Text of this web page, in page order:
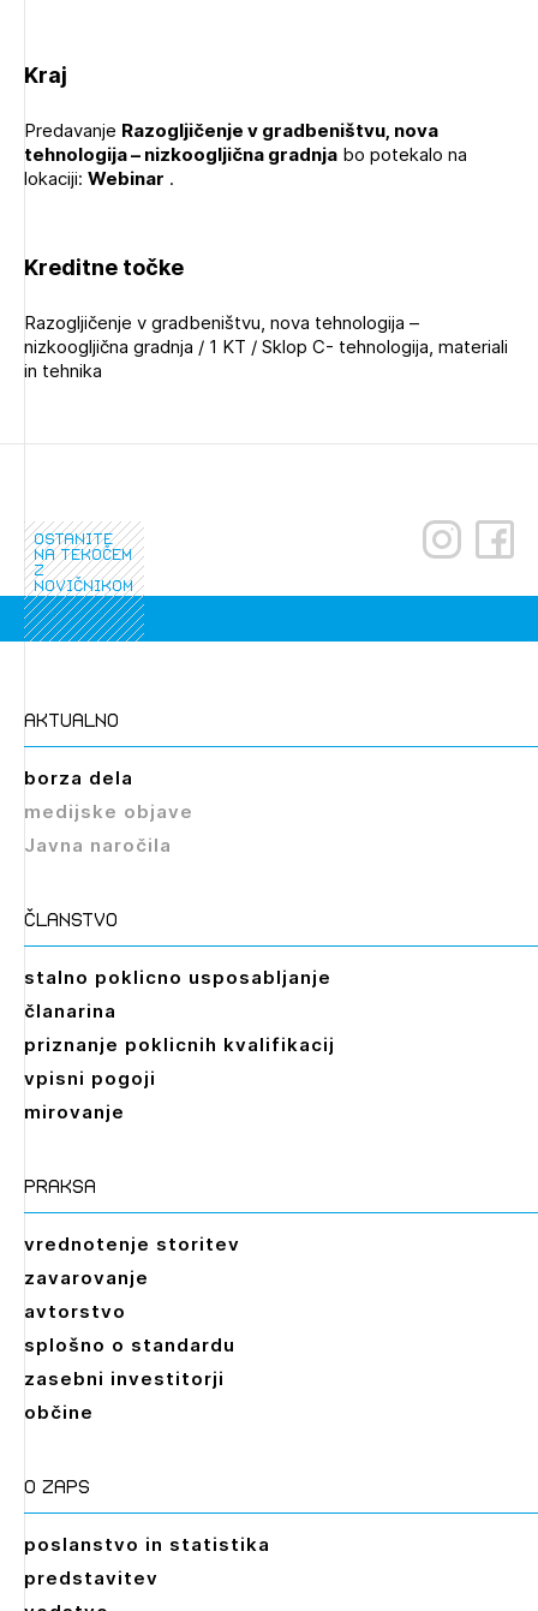
Izbrana vsebina je namenjena le ZAPS
PRIJAVITE SE REGISTRIRAJTE SE
Kraj
Predavanje Razogljičenje v gradbeništvu, nova
tehnologija – nizkoogljična gradnja bo potekalo na
lokaciji: Webinar .
Kreditne točke
Razogljičenje v gradbeništvu, nova tehnologija –
nizkoogljična gradnja / 1 KT / Sklop C- tehnologija, materiali
in tehnika
ostanite
na tekočem
z
novičnikom
aktualno
borza dela
medijske objave
Javna naročila
članstvo
stalno poklicno usposabljanje
članarina
priznanje poklicnih kvalifikacij
vpisni pogoji
mirovanje
praksa
vrednotenje storitev
zavarovanje
avtorstvo
splošno o standardu
zasebni investitorji
občine
O zaps
poslanstvo in statistika
predstavitev